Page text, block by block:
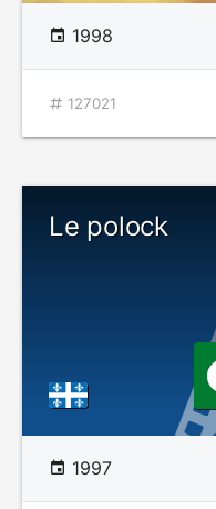
1998
127021
Le polock
1997